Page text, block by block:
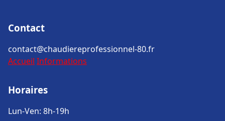
Contact
contact@chaudiereprofessionnel-80.fr
Accueil Informations
Horaires
Lun-Ven: 8h-19h